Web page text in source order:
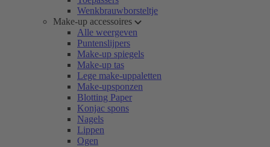
Wenkbrauwborsteltje
Make-up accessoires
Alle weergeven
Puntenslijpers
Make-up spiegels
Make-up tas
Lege make-uppaletten
Make-upsponzen
Blotting Paper
Konjac spons
Nagels
Lippen
Ogen